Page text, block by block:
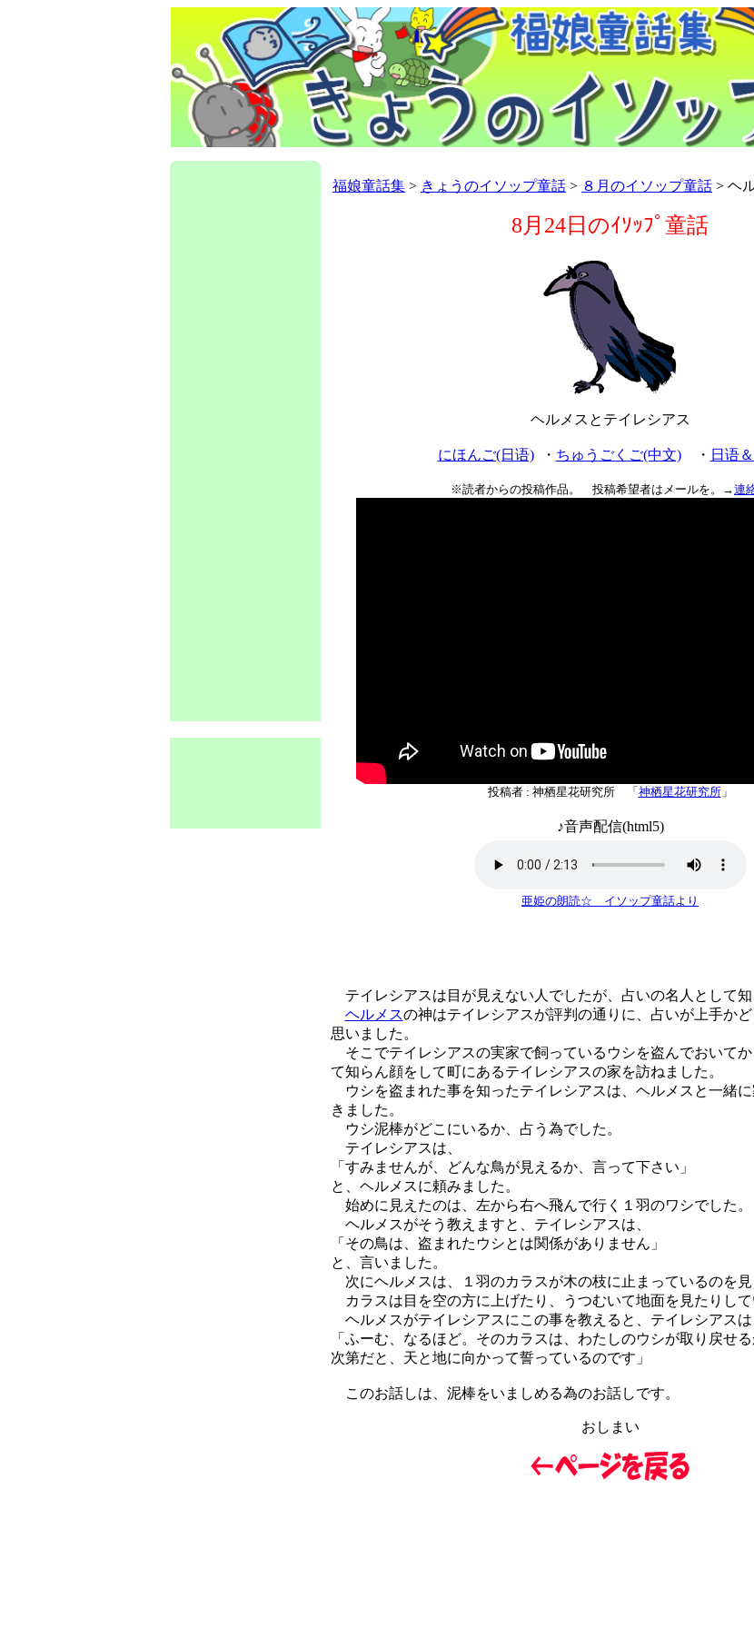
福娘童話集 > きょうのイソップ童話 > ８月のイソップ童話 > ヘ
8月24日のｲｿｯﾌﾟ童話
ヘルメスとテイレシアス
にほんご(日语)・ ちゅうごくご(中文)・ 日语
※読者からの投稿作品。 投稿希望者はメールを。→連
投稿者 : 神栖星花研究所 「 神栖星花研究所」
♪音声配信(html5)
亜姫の朗読☆ イソップ童話より
テイレシアスは目が見えない人でしたが、占いの名人として知
ヘルメスの神はテイレシアスが評判の通りに、占いが上手か
思いました。
そこでテイレシアスの実家で飼っているウシを盗んでおいてか
て知らん顔をして町にあるテイレシアスの家を訪ねました。
ウシを盗まれた事を知ったテイレシアスは、ヘルメスと一緒
きました。
ウシ泥棒がどこにいるか、占う為でした。
テイレシアスは、
「すみませんが、どんな鳥が見えるか、言って下さい」
と、ヘルメスに頼みました。
始めに見えたのは、左から右へ飛んで行く１羽のワシでした。
ヘルメスがそう教えますと、テイレシアスは、
「その鳥は、盗まれたウシとは関係がありません」
と、言いました。
次にヘルメスは、１羽のカラスが木の枝に止まっているのを見
カラスは目を空の方に上げたり、うつむいて地面を見たりして
ヘルメスがテイレシアスにこの事を教えると、テイレシアスは
「ふーむ、なるほど。そのカラスは、わたしのウシが取り戻せ
次第だと、天と地に向かって誓っているのです」
このお話しは、泥棒をいましめる為のお話しです。
おしまい